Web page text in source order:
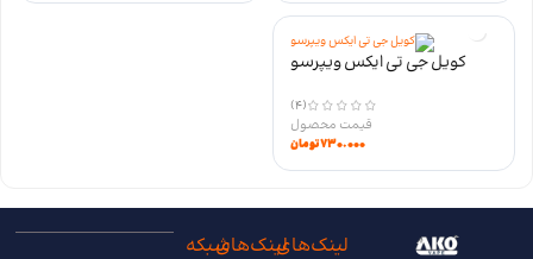
کویل جی تی ایکس ویپرسو
(4)
۷۳۰.۰۰۰تومان
لینک‌هایلینک‌هایشبکه